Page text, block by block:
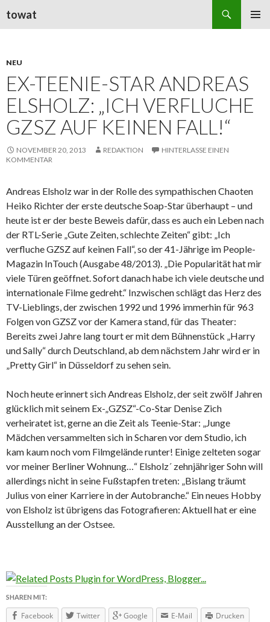
towat
NEU
EX-TEENIE-STAR ANDREAS
ELSHOLZ: „ICH VERFLUCHE
GZSZ AUF KEINEN FALL!“
NOVEMBER 20, 2013 REDAKTION
HINTERLASSE EINEN
KOMMENTAR
Andreas Elsholz war in der Rolle des sympathischen Chaoten
Heiko Richter der erste deutsche Soap-Star überhaupt – und
heute ist er der beste Beweis dafür, dass es auch ein Leben nach
der RTL-Serie „Gute Zeiten, schlechte Zeiten“ gibt: „Ich
verfluche GZSZ auf keinen Fall“, so der 41-Jährige im People-
Magazin InTouch (Ausgabe 48/2013). „Die Popularität hat mir
viele Türen geöffnet. Sofort danach habe ich viele deutsche und
internationale Filme gedreht.“ Inzwischen schlägt das Herz des
TV-Lieblings, der zwischen 1992 und 1996 immerhin für 963
Folgen von GZSZ vor der Kamera stand, für das Theater:
Bereits zwei Jahre lang tourt er mit dem Bühnenstück „Harry
und Sally“ durch Deutschland, ab dem nächstem Jahr wird er in
„Pretty Girl“ in Düsseldorf zu sehen sein.
Noch heute erinnert sich Andreas Elsholz, der seit zwölf Jahren
glücklich mit seinem Ex-„GZSZ“-Co-Star Denise Zich
verheiratet ist, gerne an die Zeit als Teenie-Star: „Junge
Mädchen versammelten sich in Scharen vor dem Studio, ich
kam kaum noch vom Filmgelände runter! Einige zelteten sogar
vor meiner Berliner Wohnung…“ Elsholz´ zehnjähriger Sohn will
allerdings nicht in seine Fußstapfen treten: „Bislang träumt
Julius von einer Karriere in der Autobranche.“ Ein neues Hobby
von Elsholz ist übrigens das Fotografieren: Aktuell hat er eine
Ausstellung an der Ostsee.
SHAREN MIT:
Facebook Twitter Google E-Mail Drucken